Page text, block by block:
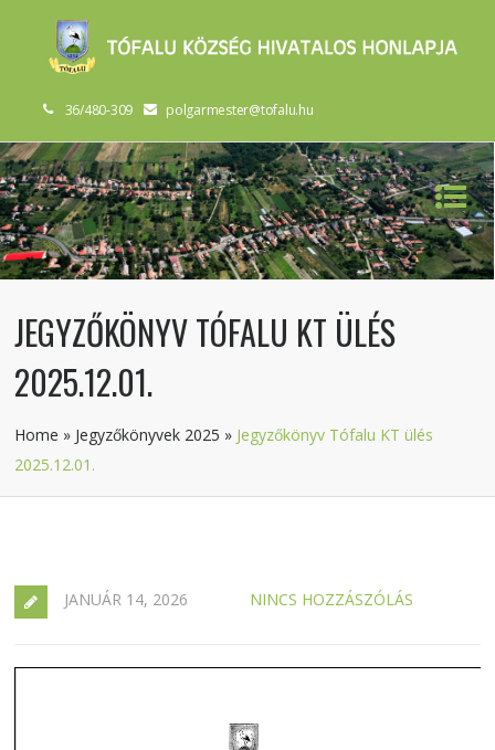
36/480-309 polgarmester@tofalu.hu
JEGYZŐKÖNYV TÓFALU KT ÜLÉS
2025.12.01.
Home » Jegyzőkönyvek 2025 » Jegyzőkönyv Tófalu KT ülés
2025.12.01.
JANUÁR 14, 2026 NINCS HOZZÁSZÓLÁS